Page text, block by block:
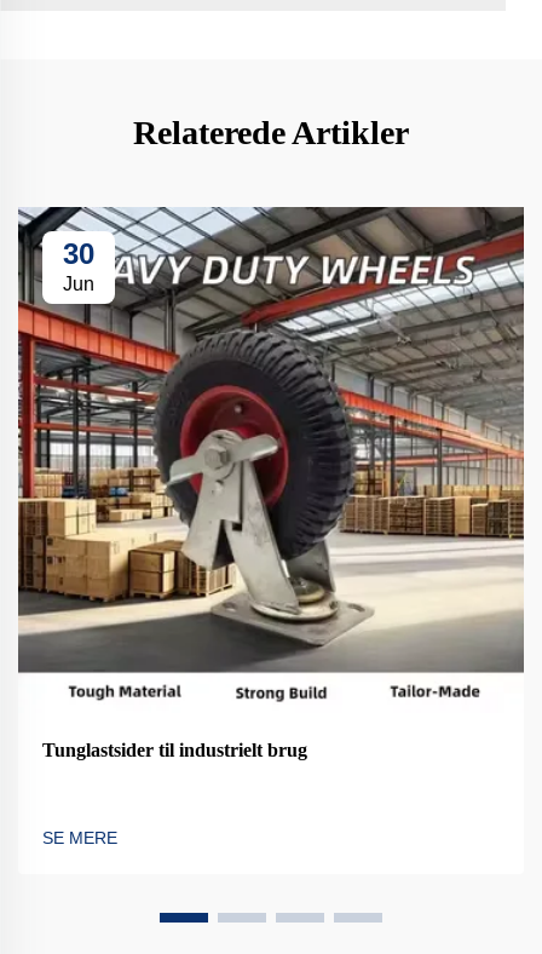
Relaterede Artikler
30
Jun
Tunglastsider til industrielt brug
SE MERE